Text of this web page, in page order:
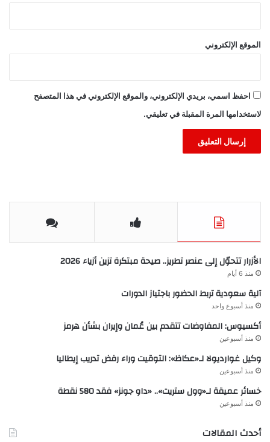
الموقع الإلكتروني
احفظ اسمي، بريدي الإلكتروني، والموقع الإلكتروني في هذا المتصفح
لاستخدامها المرة المقبلة في تعليقي.
الأزرار تتحوّل إلى عنصر تطريز.. صيحة مبتكرة تزين أزياء 2026
منذ 6 أيام
آلية سعودية تربط الحضور باجتياز الدورات
منذ أسبوع واحد
أكسيوس: المفاوضات تتقدم بين عُمان وإيران بشأن هرمز
منذ أسبوعين
وكيل غوارديولا لـ«عكاظ»: التوقيت وراء رفض تدريب إيطاليا
منذ أسبوعين
خسائر عميقة لـ«وول ستريت».. «داو جونز» فقد 580 نقطة
منذ أسبوعين
أحدث المقالات